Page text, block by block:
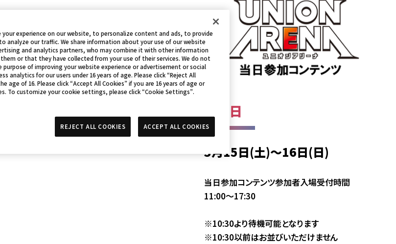
開催日
3月15日(土)～16日(日)
当日参加コンテンツ参加者入場受付時間
11:00～17:30
※10:30より待機可能となります
※10:30以前はお並びいただけません
your experience on our website, to personalize content and ads, to provide
analyze our traffic. We share information about your use of our website
and analytics partners, who may combine it with other information
or that they have collected from your use of their services. We do not
purpose of improving your website experience or advertisement or social
analytics for our users under 16 years of age. Please click “Reject All
age of 16. Please click “Accept All Cookies” if you are 16 years of age or
To customize your cookie settings, please click “Cookie Settings”.
REJECT ALL COOKIES ACCEPT ALL COOKIES